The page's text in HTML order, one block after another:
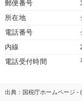
郵便番号
所在地
電話番号
内線
電話受付時間
出典：国税庁ホームページ -